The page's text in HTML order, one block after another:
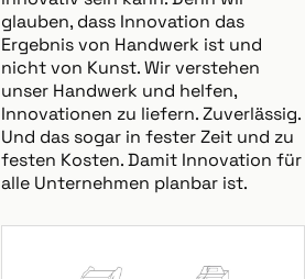
glauben, dass Innovation das
Ergebnis von Handwerk ist und
nicht von Kunst. Wir verstehen
unser Handwerk und helfen,
Innovationen zu liefern. Zuverlässig.
Und das sogar in fester Zeit und zu
festen Kosten. Damit Innovation für
alle Unternehmen planbar ist.